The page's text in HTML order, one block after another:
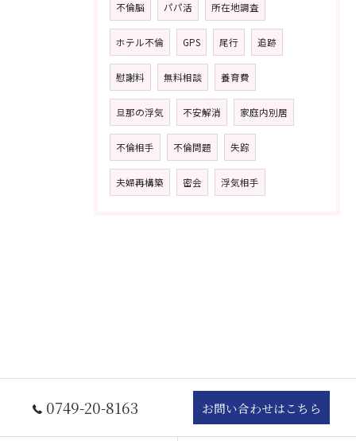
不倫脳 パパ活 所在地調査
ホテル不倫 GPS 尾行 追跡
慰謝料 無料相談 養育費
旦那の浮気 不安解消 家庭内別居
不倫相手 不倫問題 失踪
夫婦再構築 密会 浮気相手
0749-20-8163 お問い合わせはこちら